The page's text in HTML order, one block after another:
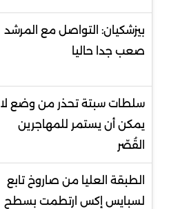
بيزشكيان: التواصل مع المرشد
صعب جدا حاليا
سلطات سبتة تحذر من وضع لا
يمكن أن يستمر للمهاجرين
القُصّر
الطبقة العليا من صاروخ تابع
لسبايس إكس ارتطمت بسطح